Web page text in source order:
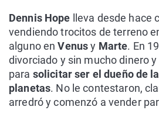
Dennis Hope lleva desde hace
vendiendo trocitos de terreno
alguno enVenusy Marte. En
divorciado y sin mucho dinero y
para solicitar ser el dueño de
planetas. No le contestaron,
arredró y comenzó a vender